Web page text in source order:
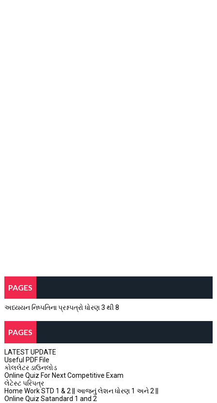
PAGES
અધ્યયન નિષ્પતિના પ્રશ્નપત્રો ધોરણ 3 થી 8
PAGES
LATEST UPDATE
Useful PDF File
કોલલેટર ડાઉનલોડ
Online Quiz For Next Competitive Exam
લેટેસ્ટ પરિપત્ર
Home Work STD 1 & 2 || આજનું લેશન ધોરણ 1 અને 2 ||
Online Quiz Satandard 1 and 2